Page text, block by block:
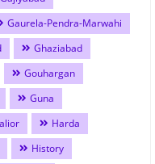
Gaurela-Pendra-Marwahi
Ghaziabad
Gouhargan
Guna
Harda
History